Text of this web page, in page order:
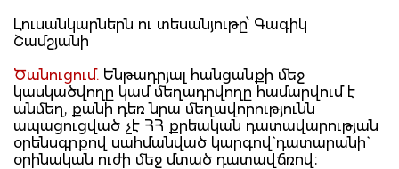
Լուսանկարներն ու տեսանյութը՝ Գագիկ
Շամշյանի
Ծանուցում. Ենթադրյալ հանցանքի մեջ
կասկածվողը կամ մեղադրվողը համարվում է
անմեղ, քանի դեռ նրա մեղավորությունն
ապացուցված չէ ՀՀ քրեական դատավարության
օրենսգրքով սահմանված կարգով` դատարանի`
օրինական ուժի մեջ մտած դատավճռով։